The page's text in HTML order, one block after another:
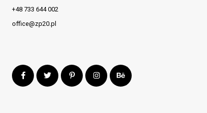
+48 733 644 002
office@zp20.pl